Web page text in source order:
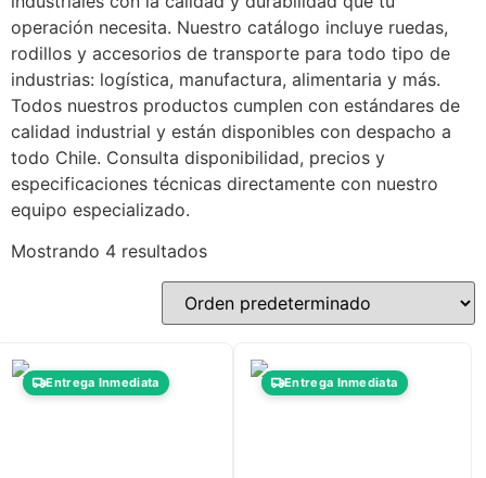
operación necesita. Nuestro catálogo incluye ruedas,
rodillos y accesorios de transporte para todo tipo de
industrias: logística, manufactura, alimentaria y más.
Todos nuestros productos cumplen con estándares de
calidad industrial y están disponibles con despacho a
todo Chile. Consulta disponibilidad, precios y
especificaciones técnicas directamente con nuestro
equipo especializado.
Mostrando 4 resultados
Entrega Inmediata Entrega Inmediata